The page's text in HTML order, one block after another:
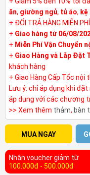
ăn, giường ngủ, tủ áo,
+ ĐỔI TRẢ HÀNG MIỄN
+ Giao hàng từ 06/08/
+ Miễn Phí Vận Chuyển
+ Giao Hàng và Lắp Đặt
khách hàng
+ Giao Hàng Cấp Tốc nội
Lưu ý: chỉ áp dụng khi
áp dụng với các chương
>> Xem thêm thảm, bàn
MUA NGAY
Nhận voucher giảm từ
100.000đ - 500.000đ